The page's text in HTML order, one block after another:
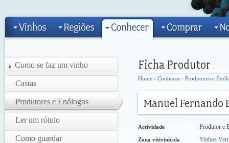
Como se faz um vinho
Castas
Produtores e Enólogos
Ler um rótulo
Como guardar
Home › Conhecer › Produtores e
Actividade Produtor e
Zona vitivinícola Vinhos